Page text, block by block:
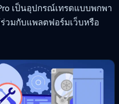
เป็นอุปกรณ์เทรดแบบพกพา
วมกับแพลตฟอร์มเว็บหรือ